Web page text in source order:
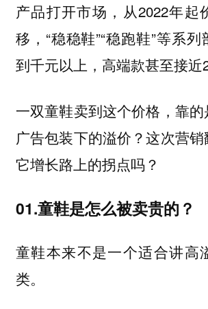
产品打开市场，从2022年起
移，“稳稳鞋”“稳跑鞋”等系
到千元以上，高端款甚至接近
一双童鞋卖到这个价格，靠
广告包装下的溢价？这次营
它增长路上的拐点吗？
01.童鞋是怎么被卖贵的？
童鞋本来不是一个适合讲高
类。